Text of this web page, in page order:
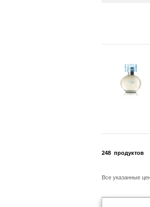
248продуктов
Все указанные